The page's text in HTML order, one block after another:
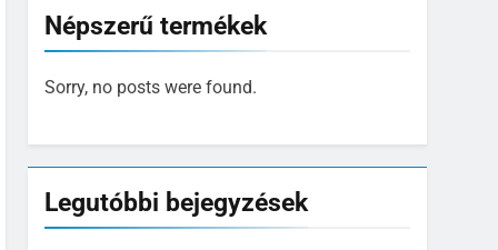
Népszerű termékek
Sorry, no posts were found.
Legutóbbi bejegyzések